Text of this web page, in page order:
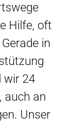
Hilfe, oft
in
wir 24
auch an
Unser